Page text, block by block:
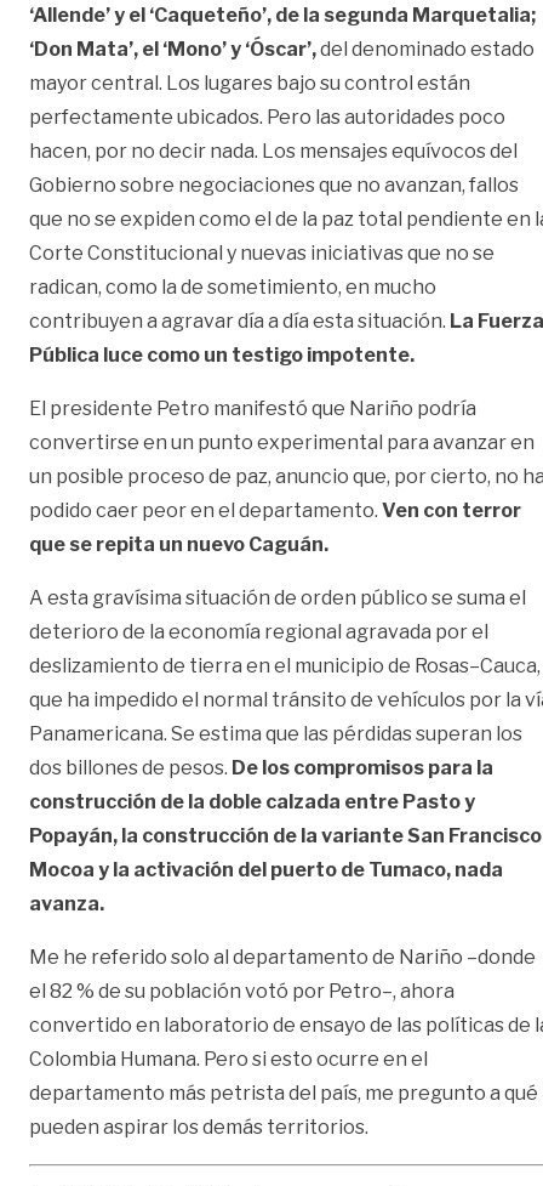
‘Allende’ y el ‘Caqueteño’, de la segunda Marquetalia;
‘Don Mata’, el ‘Mono’ y ‘Óscar’,del denominado estado
mayor central. Los lugares bajo su control están
perfectamente ubicados. Pero las autoridades poco
hacen, por no decir nada. Los mensajes equívocos del
Gobierno sobre negociaciones que no avanzan, fallos
que no se expiden como el de la paz total pendiente en
Corte Constitucional y nuevas iniciativas que no se
radican, como la de sometimiento, en mucho
contribuyen a agravar día a día esta situación. La Fuerza
Pública luce como un testigo impotente.
El presidente Petro manifestó que Nariño podría
convertirse en un punto experimental para avanzar en
un posible proceso de paz, anuncio que, por cierto, no
podido caer peor en el departamento. Ven con terror
que se repita un nuevo Caguán.
A esta gravísima situación de orden público se suma el
deterioro de la economía regional agravada por el
deslizamiento de tierra en el municipio de Rosas–Cauca,
que ha impedido el normal tránsito de vehículos por la
Panamericana. Se estima que las pérdidas superan los
dos billones de pesos. De los compromisos para la
construcción de la doble calzada entre Pasto y
Popayán, la construcción de la variante San
Mocoa y la activación del puerto de Tumaco, nada
avanza.
Me he referido solo al departamento de Nariño –donde
el 82 % de su población votó por Petro–, ahora
convertido en laboratorio de ensayo de las políticas de
Colombia Humana. Pero si esto ocurre en el
departamento más petrista del país, me pregunto a qué
pueden aspirar los demás territorios.